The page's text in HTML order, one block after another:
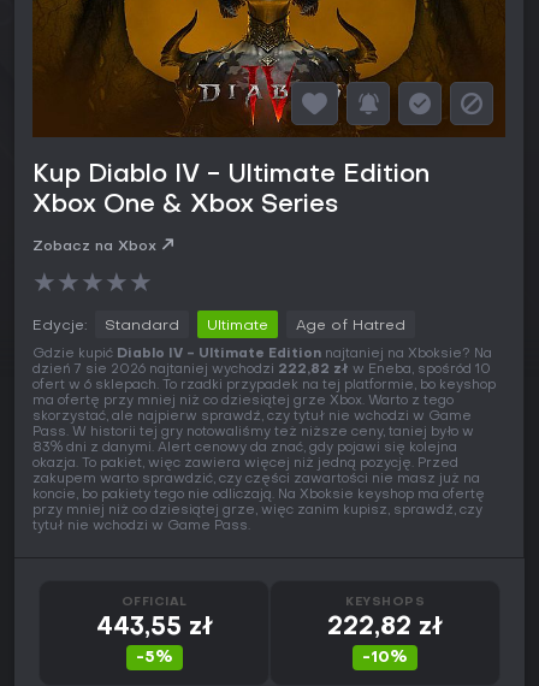
Kup Diablo IV - Ultimate Edition
Xbox One & Xbox Series
Zobacz na Xbox
★★★★★
Edycje: Standard Ultimate Age of Hatred
Gdzie kupić Diablo IV - Ultimate Edition najtaniej na Xboksie? Na
dzień 7 sie 2026 najtaniej wychodzi 222,82 zł w Eneba, spośród 10
ofert w 6 sklepach. To rzadki przypadek na tej platformie, bo keyshop
ma ofertę przy mniej niż co dziesiątej grze Xbox. Warto z tego
skorzystać, ale najpierw sprawdź, czy tytuł nie wchodzi w Game
Pass. W historii tej gry notowaliśmy też niższe ceny, taniej było w
83% dni z danymi. Alert cenowy da znać, gdy pojawi się kolejna
okazja. To pakiet, więc zawiera więcej niż jedną pozycję. Przed
zakupem warto sprawdzić, czy części zawartości nie masz już na
koncie, bo pakiety tego nie odliczają. Na Xboksie keyshop ma ofertę
przy mniej niż co dziesiątej grze, więc zanim kupisz, sprawdź, czy
tytuł nie wchodzi w Game Pass.
OFFICIAL
443,55 zł
-5%
KEYSHOPS
222,82 zł
-10%